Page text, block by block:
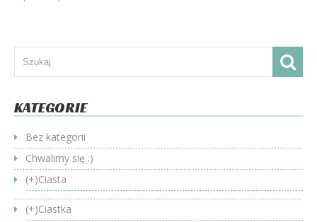
KATEGORIE
Bez kategorii
Chwalimy się :)
(+)Ciasta
(+)Ciastka